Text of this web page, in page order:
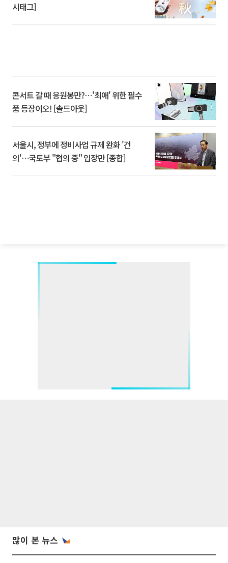
시태그]
콘서트 갈 때 응원봉만?⋯'최애' 위한 필수
품 등장이오! [솔드아웃]
서울시, 정부에 정비사업 규제 완화 '건
의'⋯국토부 "협의 중" 입장만 [종합]
많이 본 뉴스